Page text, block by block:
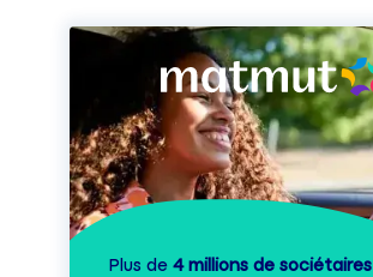
Plus de 4 millions de sociétaires